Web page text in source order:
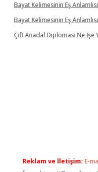
Bayat Kelimesinin Eş
Bayat Kelimesinin Eş
Çift Anadal Diploması Ne Işe
Reklam ve İletişim: E-